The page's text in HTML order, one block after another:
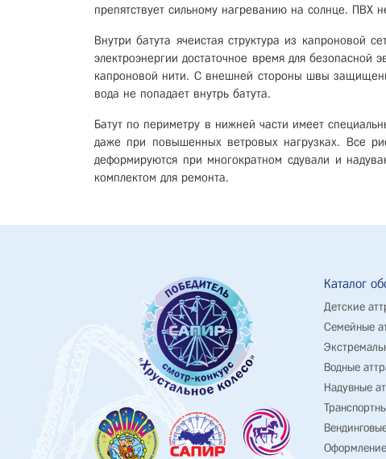
препятствует сильному нагреванию на солнце. ПВХ
Внутри батута ячеистая структура из капроновой
электроэнергии достаточное время для
капроновой нити. С внешней стороны швы
вода не попадает внутрь батута.
Батут по периметру в нижней части имеет
даже при повышенных ветровых нагрузках. Все
деформируются при многократном сдували и
комплектом для ремонта.
Каталог
Детские
Семейные
Водные
Надувные
Оформление